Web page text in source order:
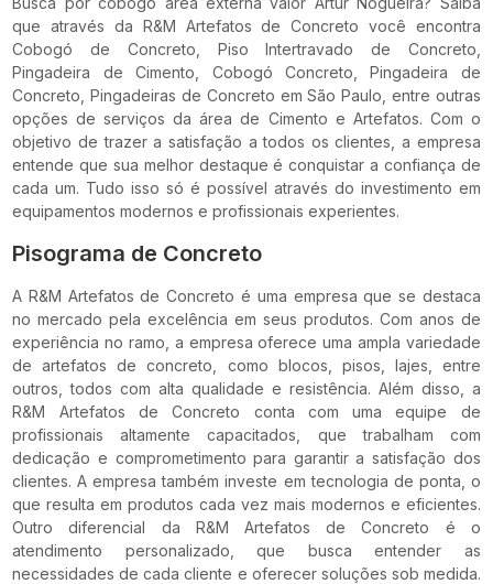
que através da R&M Artefatos de Concreto você encontra
Cobogó de Concreto, Piso Intertravado de Concreto,
Pingadeira de Cimento, Cobogó Concreto, Pingadeira de
Concreto, Pingadeiras de Concreto em São Paulo, entre outras
opções de serviços da área de Cimento e Artefatos. Com o
objetivo de trazer a satisfação a todos os clientes, a empresa
entende que sua melhor destaque é conquistar a confiança de
cada um. Tudo isso só é possível através do investimento em
equipamentos modernos e profissionais experientes.
Pisograma de Concreto
A R&M Artefatos de Concreto é uma empresa que se destaca
no mercado pela excelência em seus produtos. Com anos de
experiência no ramo, a empresa oferece uma ampla variedade
de artefatos de concreto, como blocos, pisos, lajes, entre
outros, todos com alta qualidade e resistência. Além disso, a
R&M Artefatos de Concreto conta com uma equipe de
profissionais altamente capacitados, que trabalham com
dedicação e comprometimento para garantir a satisfação dos
clientes. A empresa também investe em tecnologia de ponta, o
que resulta em produtos cada vez mais modernos e eficientes.
Outro diferencial da R&M Artefatos de Concreto é o
atendimento personalizado, que busca entender as
necessidades de cada cliente e oferecer soluções sob medida.